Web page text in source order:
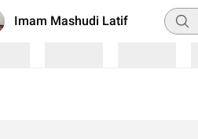
Imam Mashudi Latif